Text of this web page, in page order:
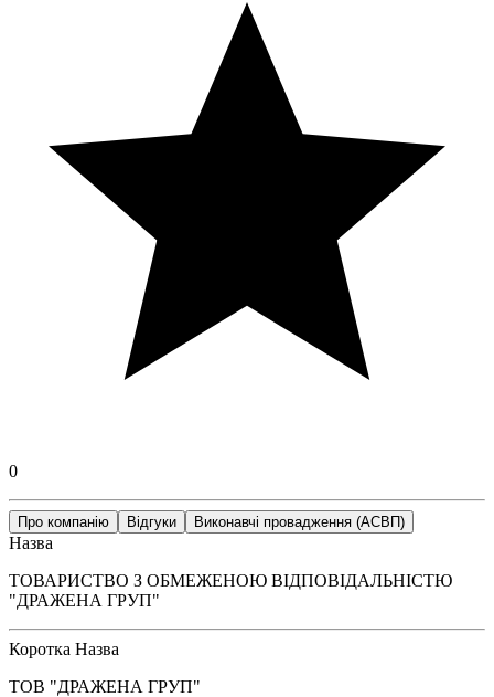
0
Про компанію Відгуки Виконавчі провадження (АСВП)
Назва
ТОВАРИСТВО З ОБМЕЖЕНОЮ ВІДПОВІДАЛЬНІСТЮ
"ДРАЖЕНА ГРУП"
Коротка Назва
ТОВ "ДРАЖЕНА ГРУП"